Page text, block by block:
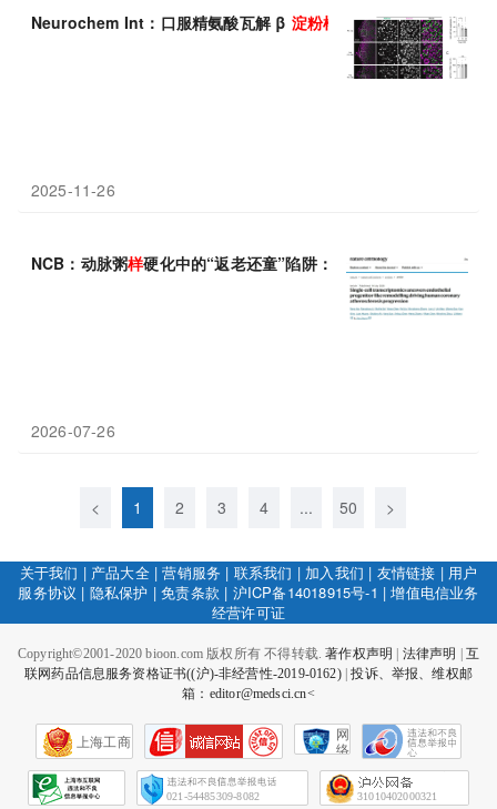
Neurochem Int：口服精氨酸瓦解 β 淀粉样 斑块，低成本疗法有
2025-11-26
NCB：动脉粥样硬化中的“返老还童”陷阱：郑哲/王利发现内皮细
2026-07-26
< 1 2 3 4 ... 50 >
关于我们 | 产品大全|营销服务 | 联系我们 | 加入我们 | 友情链接 | 用户
服务协议 | 隐私保护 |免责条款 | 沪ICP备14018915号-1 |增值电信业务
经营许可证
Copyright©2001-2020 bioon.com 版权所有 不得转载.著作权声明 法律声明
互
联网药品信息服务资格证书((沪)-非经营性-2019-0162)|投诉、举报、维权邮
箱：editor@medsci.cn<
上海工商
网
络
会
征
021-54485309-8082 31010402000321